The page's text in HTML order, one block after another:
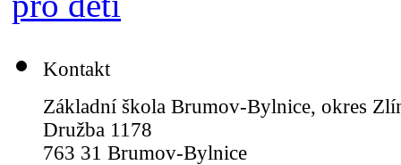
Kontakt
Základní škola Brumov-Bylnice, okres
Družba 1178
763 31 Brumov-Bylnice